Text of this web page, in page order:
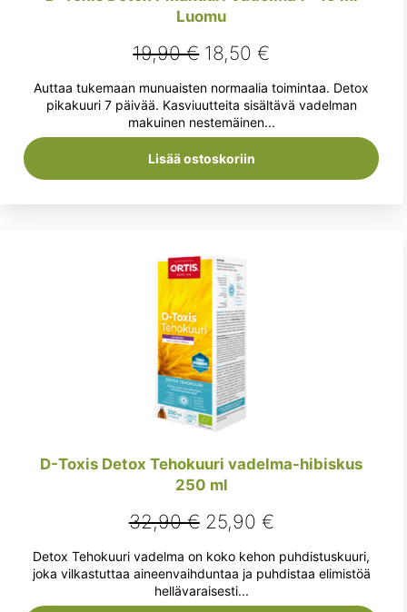
Luomu
19,90€ Alkuperäinen
oli:
19,90 €.
18,50€
hinta
on:
18,50 €.
Auttaa tukemaan munuaisten normaalia toimintaa. Detox
pikakuuri 7 päivää. Kasviuutteita sisältävä vadelman
makuinen nestemäinen...
Lisää ostoskoriin
D-Toxis Detox Tehokuuri vadelma-hibiskus
250 ml
32,90€ Alkuperäinen
hinta
oli:
32,90 €.
25,90 €Nykyinen
hinta
on:
Detox Tehokuuri vadelma on koko kehon puhdistuskuuri,
joka vilkastuttaa aineenvaihduntaa ja puhdistaa elimistöä
hellävaraisesti...